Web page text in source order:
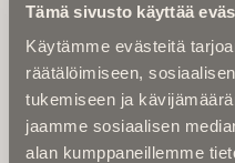
Tämä sivusto käyttää
Käytämme evästeitä
räätälöimiseen,
tukemiseen ja
jaamme sosiaalisen
alan kumppaneillemme
Kirjoita alle
kuukaudessa
etteivät kiinnostavat
Uutiskirje on maksuton
Kirjoita tähän